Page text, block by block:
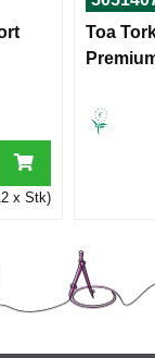
x Stk)
Toa